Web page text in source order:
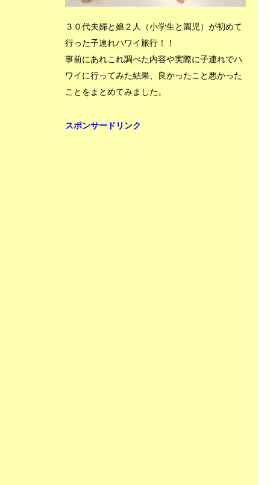
３０代夫婦と娘２人（小学生と園児）が初めて
行った子連れハワイ旅行！！
事前にあれこれ調べた内容や実際に子連れでハ
ワイに行ってみた結果、良かったこと悪かった
ことをまとめてみました。
スポンサードリンク